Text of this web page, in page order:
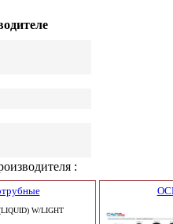
:
W/LIGHT